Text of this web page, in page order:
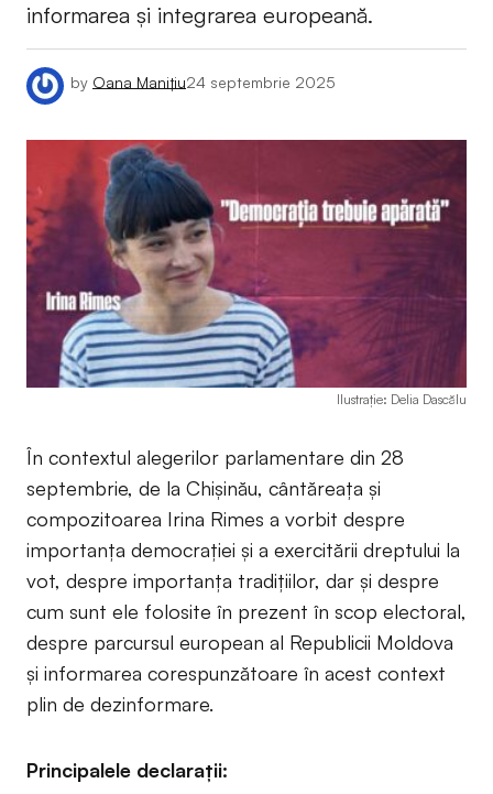
informarea şi integrarea europeană.
by Oana Manițiu24 septembrie 2025
Ilustrație: Delia Dascălu
În contextul alegerilor parlamentare din 28
septembrie, de la Chișinău, cântăreaţa şi
compozitoarea Irina Rimes a vorbit despre
importanţa democraţiei şi a exercitării dreptului la
vot, despre importanța tradițiilor, dar și despre
cum sunt ele folosite în prezent în scop electoral,
despre parcursul european al Republicii Moldova
şi informarea corespunzătoare în acest context
plin de dezinformare.
Principalele declaraţii: